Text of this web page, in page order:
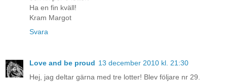
Ha en fin kväll!
Kram Margot
Svara
Love and be proud 13 december 2010 kl. 21:30
Hej, jag deltar gärna med tre lotter! Blev följare nr 29.